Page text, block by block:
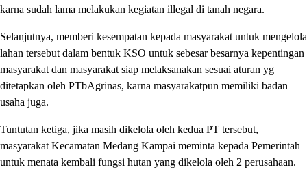
karna sudah lama melakukan kegiatan illegal di tanah negara.
Selanjutnya, memberi kesempatan kepada masyarakat untuk mengelola
lahan tersebut dalam bentuk KSO untuk sebesar besarnya kepentingan
masyarakat dan masyarakat siap melaksanakan sesuai aturan yg
ditetapkan oleh PTbAgrinas, karna masyarakatpun memiliki badan
usaha juga.
Tuntutan ketiga, jika masih dikelola oleh kedua PT tersebut,
masyarakat Kecamatan Medang Kampai meminta kepada Pemerintah
untuk menata kembali fungsi hutan yang dikelola oleh 2 perusahaan.